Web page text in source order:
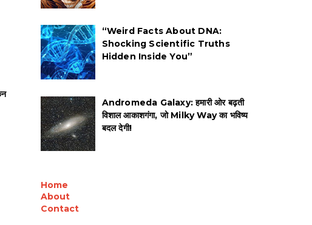
“Weird Facts About DNA:
Shocking Scientific Truths
Hidden Inside You”
Andromeda Galaxy: हमारी ओर बढ़ती
विशाल आकाशगंगा, जो Milky Way का भविष्य
बदल देगी!
Home
About
Contact